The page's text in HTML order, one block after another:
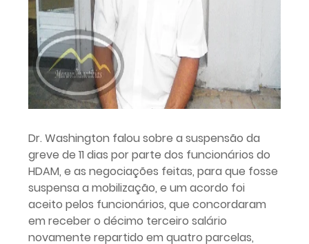
Dr. Washington falou sobre a suspensão da
greve de 11 dias por parte dos funcionários do
HDAM, e as negociações feitas, para que fosse
suspensa a mobilização, e um acordo foi
aceito pelos funcionários, que concordaram
em receber o décimo terceiro salário
novamente repartido em quatro parcelas,